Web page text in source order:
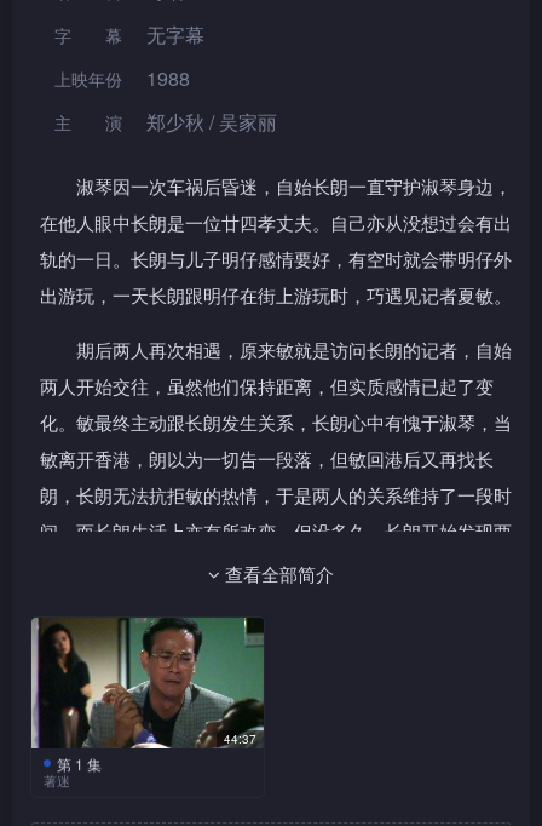
字幕 无字幕
上映年份 1988
主演 郑少秋 / 吴家丽
淑琴因一次车祸后昏迷，自始长朗一直守护淑琴身边，
在他人眼中长朗是一位廿四孝丈夫。自己亦从没想过会有出
轨的一日。长朗与儿子明仔感情要好，有空时就会带明仔外
出游玩，一天长朗跟明仔在街上游玩时，巧遇见记者夏敏。
期后两人再次相遇，原来敏就是访问长朗的记者，自始
两人开始交往，虽然他们保持距离，但实质感情已起了变
化。敏最终主动跟长朗发生关系，长朗心中有愧于淑琴，当
敏离开香港，朗以为一切告一段落，但敏回港后又再找长
朗，长朗无法抗拒敏的热情，于是两人的关系维持了一段时
间，而长朗生活上亦有所改变。但没多久，长朗开始发现两
人的关系不能长此下去。与此同时，淑琴的病情突然有变，
他的太太，方知道自己在长朗心中并不是第一位。最后只好
黯然离开。
查看全部简介
44:37
第 1 集
著迷